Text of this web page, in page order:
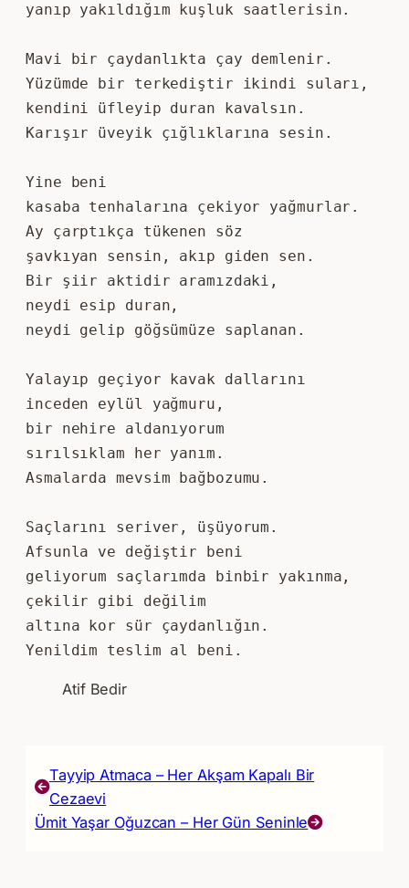
yanıp yakıldığım kuşluk saatlerisin.
Mavi bir çaydanlıkta çay demlenir.
Yüzümde bir terkediştir ikindi suları,
kendini üfleyip duran kavalsın.
Karışır üveyik çığlıklarına sesin.
Yine beni
kasaba tenhalarına çekiyor yağmurlar.
Ay çarptıkça tükenen söz
şavkıyan sensin, akıp giden sen.
Bir şiir aktidir aramızdaki,
neydi esip duran,
neydi gelip göğsümüze saplanan.
Yalayıp geçiyor kavak dallarını
inceden eylül yağmuru,
bir nehire aldanıyorum
sırılsıklam her yanım.
Asmalarda mevsim bağbozumu.
Saçlarını seriver, üşüyorum.
Afsunla ve değiştir beni
geliyorum saçlarımda binbir yakınma,
çekilir gibi değilim
altına kor sür çaydanlığın.
Yenildim teslim al beni.
Atif Bedir
Tayyip Atmaca – Her Akşam Kapalı Bir
Cezaevi
Ümit Yaşar Oğuzcan – Her Gün Seninle